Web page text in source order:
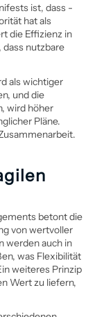
ist, dass
hat als
die Effizienz in
nutzbare
als wichtiger
und die
wird höher
Pläne.
betont die
von wertvoller
werden auch in
was Flexibilität
weiteres Prinzip
Wert zu liefern,